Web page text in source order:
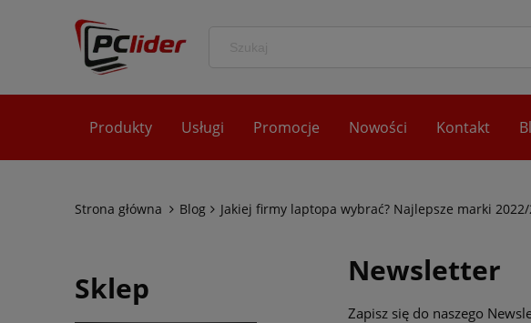
Produkty Usługi Promocje Nowości Kontakt
Strona główna Blog Jakiej firmy laptopa wybrać? Najlepsze marki 2022/
Sklep Newsletter
Zapisz się do naszego